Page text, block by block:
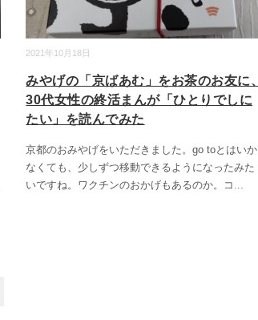
2021年10月18日
みやげの「京ばあむ」をお茶のお友に、
30代女性の終活まんが「ひとりでしに
たい」を読んでみた
京都のおみやげをいただきました。go toとはいか
なくても、少しずつ移動できるようになったみた
いですね。ワクチンのおかげもあるのか。コ ...